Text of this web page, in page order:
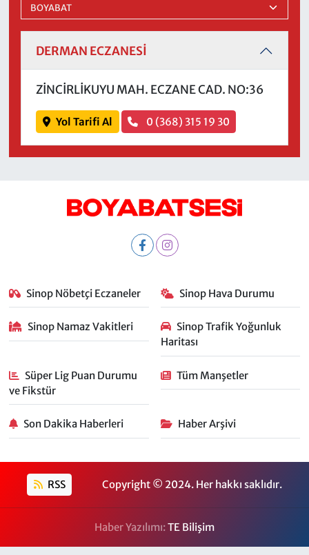
DERMAN ECZANESİ
ZİNCİRLİKUYU MAH. ECZANE CAD. NO:36
Yol Tarifi Al 0 (368) 315 19 30
Sinop Nöbetçi Eczaneler Sinop Hava Durumu
Sinop Namaz Vakitleri
Sinop Trafik Yoğunluk
Haritası
Süper Lig Puan Durumu
ve Fikstür
Tüm Manşetler
Son Dakika Haberleri Haber Arşivi
RSS Copyright © 2024. Her hakkı saklıdır.
Haber Yazılımı:TE Bilişim